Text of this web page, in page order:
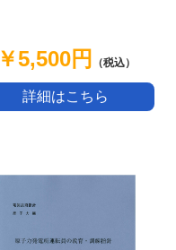
￥5,500円 （税込）
詳細はこちら